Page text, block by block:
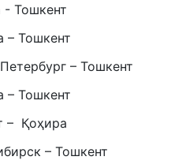
Тошкент
– Тошкент
– Тошкент
– Тошкент
– Қоҳира
– Тошкент